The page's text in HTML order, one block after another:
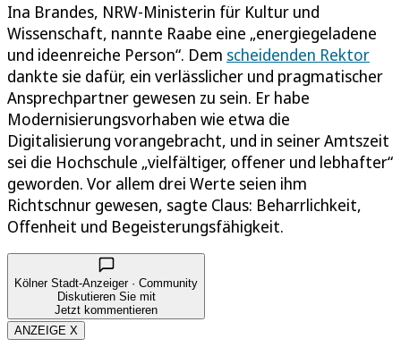
Ina Brandes, NRW-Ministerin für Kultur und
Wissenschaft, nannte Raabe eine „energiegeladene
und ideenreiche Person“. Dem scheidenden Rektor
dankte sie dafür, ein verlässlicher und pragmatischer
Ansprechpartner gewesen zu sein. Er habe
Modernisierungsvorhaben wie etwa die
Digitalisierung vorangebracht, und in seiner Amtszeit
sei die Hochschule „vielfältiger, offener und lebhafter“
geworden. Vor allem drei Werte seien ihm
Richtschnur gewesen, sagte Claus: Beharrlichkeit,
Offenheit und Begeisterungsfähigkeit.
Kölner Stadt-Anzeiger · Community
Diskutieren Sie mit
Jetzt kommentieren
ANZEIGE X